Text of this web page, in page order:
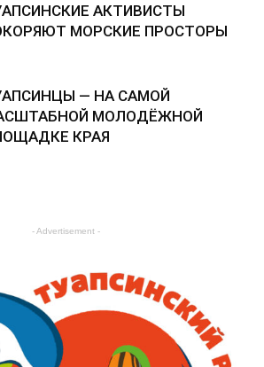
АКТИВИСТЫ
МОРСКИЕ ПРОСТОРЫ
— НА САМОЙ
МОЛОДЁЖНОЙ
КРАЯ
- Advertisement -